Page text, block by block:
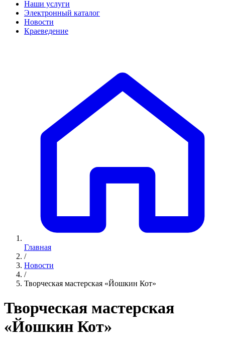
Наши услуги
Электронный каталог
Новости
Краеведение
Главная
/
Новости
/
Творческая мастерская «Йошкин Кот»
Творческая мастерская
«Йошкин Кот»